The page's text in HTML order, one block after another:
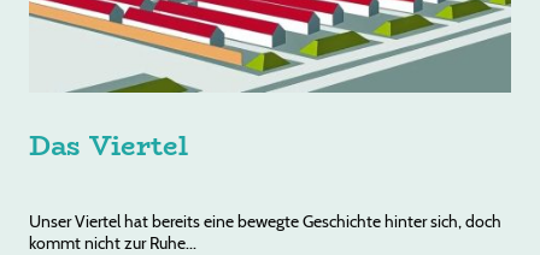
Das Viertel
Unser Viertel hat bereits eine bewegte Geschichte hinter sich, doch
kommt nicht zur Ruhe...